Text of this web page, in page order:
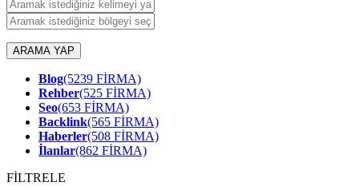
ARAMA YAP
Blog(5239 FİRMA)
Rehber(525 FİRMA)
Seo(653 FİRMA)
Backlink(565 FİRMA)
Haberler(508 FİRMA)
İlanlar(862 FİRMA)
FİLTRELE